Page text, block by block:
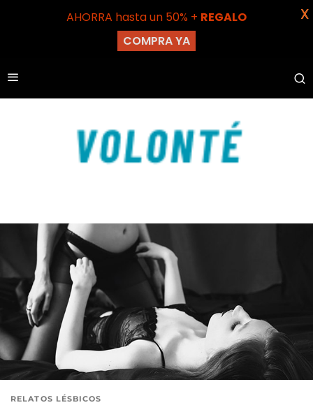
RELATOS LÉSBICOS
AHORRA hasta un 50% + REGALO
COMPRA YA
X